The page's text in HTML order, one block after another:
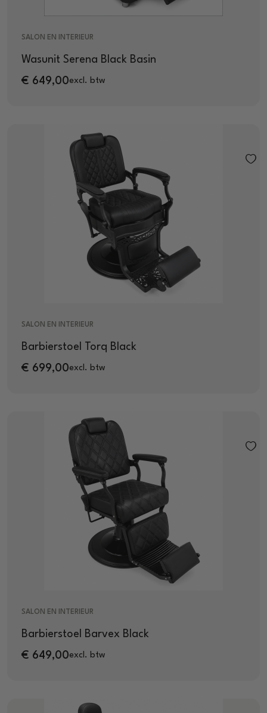
SALON EN INTERIEUR
Wasunit Serena Black Basin
€ 649,00excl. btw
SALON EN INTERIEUR
Barbierstoel Torq Black
€ 699,00excl. btw
SALON EN INTERIEUR
Barbierstoel Barvex Black
€ 649,00excl. btw